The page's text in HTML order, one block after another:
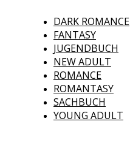
DARK ROMANCE
FANTASY
JUGENDBUCH
NEW ADULT
ROMANCE
ROMANTASY
SACHBUCH
YOUNG ADULT